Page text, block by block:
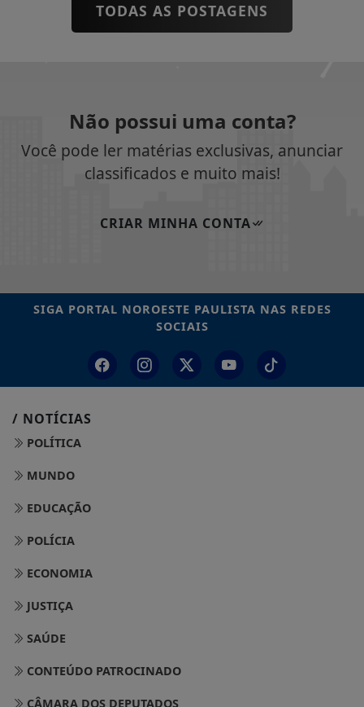
TODAS AS POSTAGENS
Não possui uma conta?
Você pode ler matérias exclusivas, anunciar
classificados e muito mais!
CRIAR MINHA CONTA
SIGA PORTAL NOROESTE PAULISTA NAS REDES
SOCIAIS
/ NOTÍCIAS
POLÍTICA
MUNDO
EDUCAÇÃO
POLÍCIA
ECONOMIA
JUSTIÇA
SAÚDE
CONTEÚDO PATROCINADO
CÂMARA DOS DEPUTADOS